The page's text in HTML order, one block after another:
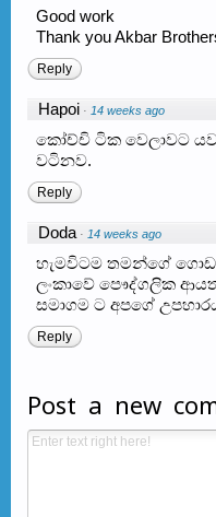
Good work
Thank you Akbar
Reply
Hapoi · 14 weeks ago
කෝච්චි ටික වෙලාවට
වටිනව.
Reply
Doda · 14 weeks ago
හැමවිටම තමන්ගේ
ලංකාවේ පෞද්ගලික
සමාගම ට අපගේ
Reply
Post a new